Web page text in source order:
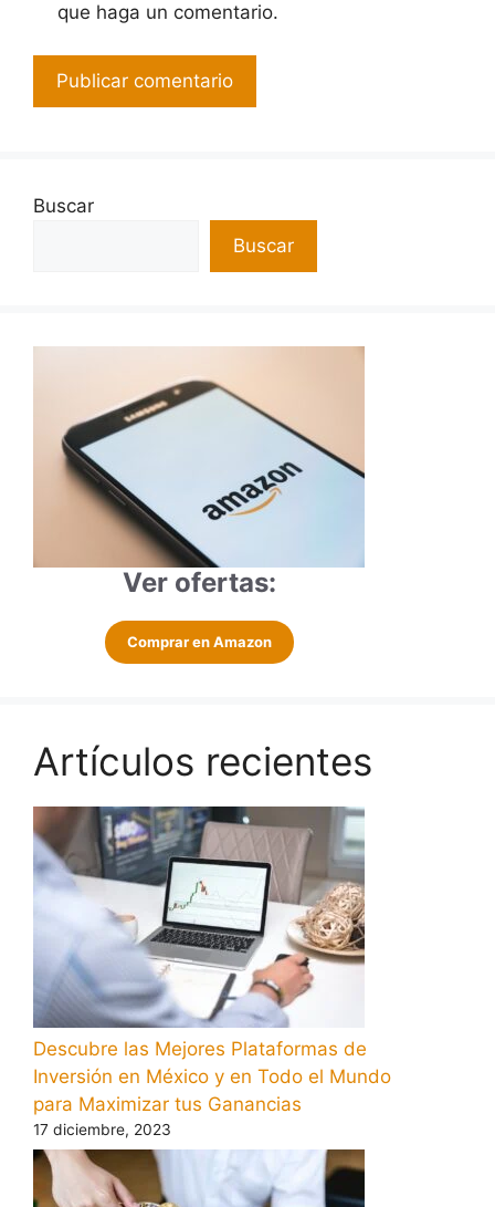
que haga un comentario.
Buscar
Buscar
Ver ofertas:
Comprar en Amazon
Artículos recientes
Descubre las Mejores Plataformas de
Inversión en México y en Todo el Mundo
para Maximizar tus Ganancias
17 diciembre, 2023